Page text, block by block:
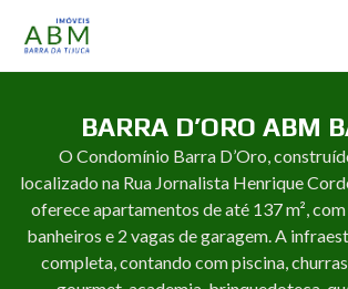
BARRA D’ORO ABM
O Condomínio Barra D’Oro,
localizado na Rua Jornalista Henrique
oferece apartamentos de até 137 m²,
banheiros e 2 vagas de garagem. A
completa, contando com piscina,